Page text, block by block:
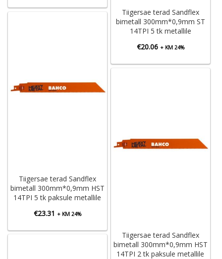
Tiigersae terad Sandflex
bimetall 300mm*0,9mm ST
14TPI 5 tk metallile
€20.06 + KM 24%
Tiigersae terad Sandflex
bimetall 300mm*0,9mm HST
14TPI 5 tk paksule metallile
€23.31 + KM 24%
Tiigersae terad Sandflex
bimetall 300mm*0,9mm HST
14TPI 2 tk paksule metallile